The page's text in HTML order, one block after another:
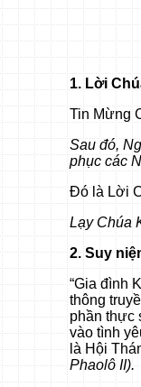
1. Lời
Tin Mừng
Sau đó,
phục các
Đó là Lời
Lạy Chúa
2. Suy
“Gia đình
thông
phần thực
vào tình
là Hội
Phaolô II).